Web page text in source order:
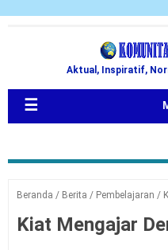
Aktual, Inspiratif,
☰
Beranda / Berita / Pembelajaran /
Kiat Mengajar